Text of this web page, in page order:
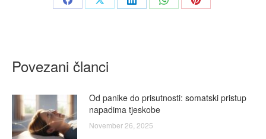
Share Share Share Share Share
Povezani članci
Od panike do prisutnosti: somatski pristup
napadima tjeskobe
November 26, 2025